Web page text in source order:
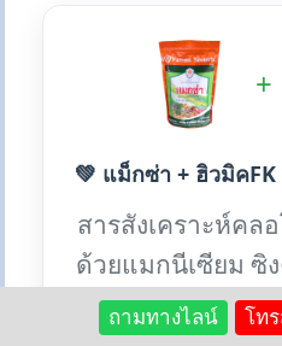
+
💚 แม็กซ่า + ฮิวมิค
สารสังเคราะห์คล
ด้วยแมกนีเซียม ซิง
ภูมิต้านท
ถามทางไลน์ โท